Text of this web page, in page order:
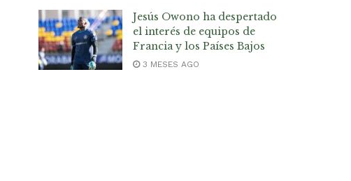
Jesús Owono ha despertado
el interés de equipos de
Francia y los Países Bajos
3 MESES AGO